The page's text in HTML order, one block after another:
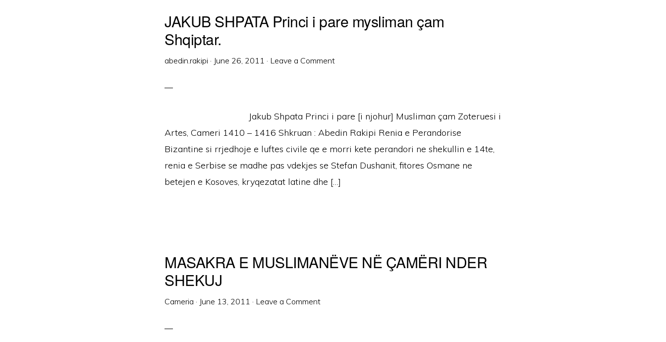
JAKUB SHPATA Princi i pare mysliman çam
Shqiptar.
abedin.rakipi · June 26, 2011 · Leave a Comment
Jakub Shpata Princi i pare [i njohur] Musliman çam Zoteruesi i
Artes, Cameri 1410 – 1416 Shkruan : Abedin Rakipi Renia e Perandorise
Bizantine si rrjedhoje e luftes civile qe e morri kete perandori ne shekullin e 14te,
renia e Serbise se madhe pas vdekjes se Stefan Dushanit, fitores Osmane ne
betejen e Kosoves, kryqezatat latine dhe […]
MASAKRA E MUSLIMANËVE NË ÇAMËRI NDER
SHEKUJ
Cameria · June 13, 2011 · Leave a Comment